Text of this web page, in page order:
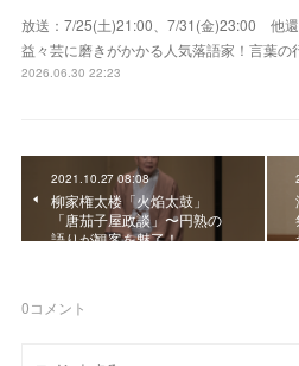
放送：7/25(土)21:00、7/31(金)23:00 他還
益々芸に磨きがかかる人気落語家！言葉の
2026.06.30 22:23
2021.10.27 08:08
柳家権太楼「火焔太鼓」
「唐茄子屋政談」〜円熟の
語りが観客を魅了！
0コメント